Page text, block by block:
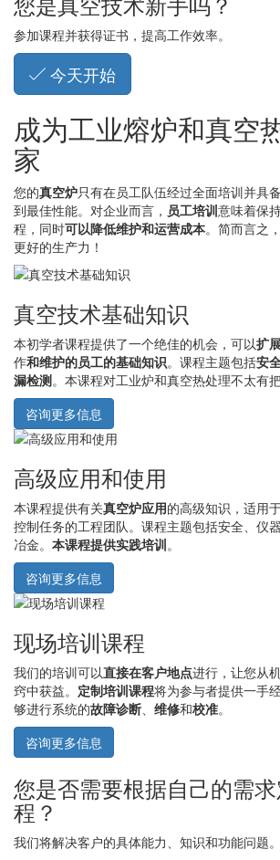
参加课程并获得证书，提高工作效率。
今天开始
成为工业熔炉和真空
家
您的真空炉只有在员工队伍经过全面培训并具
到最佳性能。对企业而言， 员工培训意味着保
程，同时可以降低维护和运营成本。简而言之
更好的生产力！
真空技术基础知识
本初学者课程提供了一个绝佳的机会，可以扩
作和维护的员工的基础知识。课程主题包括安
漏检测。本课程对工业炉和真空热处理不太有
咨询更多信息
高级应用和使用
本课程提供有关真空炉应用的高级知识，适用
控制任务的工程团队。课程主题包括安全、仪
冶金。 本课程提供实践培训。
咨询更多信息
现场培训课程
我们的培训可以直接在客户地点进行，让您从
窍中获益。 定制培训课程将为参与者提供一手
够进行系统的故障诊断、 维修和校准。
咨询更多信息
您是否需要根据自己的需
程？
我们将解决客户的具体能力、知识和功能问题。